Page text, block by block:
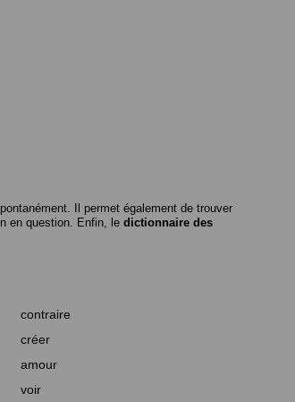
Il permet également de trouver
en question. Enfin, le dictionnaire des
contraire
créer
amour
voir